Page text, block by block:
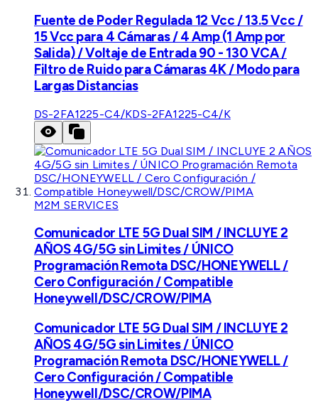
Fuente de Poder Regulada 12 Vcc / 13.5 Vcc /
15 Vcc para 4 Cámaras / 4 Amp (1 Amp por
Salida) / Voltaje de Entrada 90 - 130 VCA /
Filtro de Ruido para Cámaras 4K / Modo para
Largas Distancias
DS-2FA1225-C4/KDS-2FA1225-C4/K
M2M SERVICES
Comunicador LTE 5G Dual SIM / INCLUYE 2
AÑOS 4G/5G sin Limites / ÚNICO
Programación Remota DSC/HONEYWELL /
Cero Configuración / Compatible
Honeywell/DSC/CROW/PIMA
Comunicador LTE 5G Dual SIM / INCLUYE 2
AÑOS 4G/5G sin Limites / ÚNICO
Programación Remota DSC/HONEYWELL /
Cero Configuración / Compatible
Honeywell/DSC/CROW/PIMA